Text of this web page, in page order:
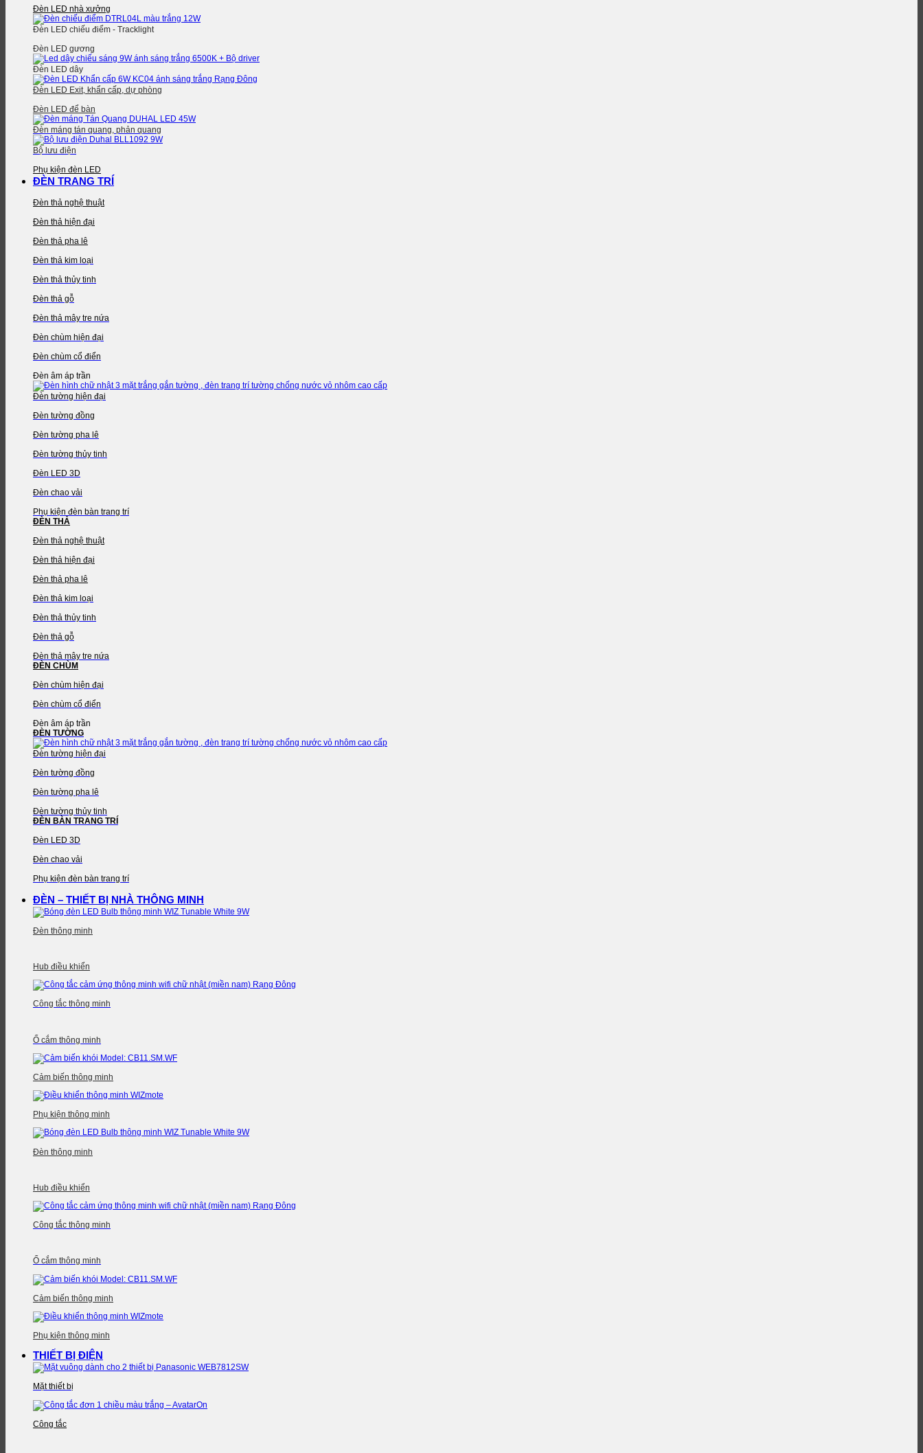
Đèn LED nhà xưởng
Đèn LED chiếu điểm - Tracklight
Đèn LED gương
Đèn LED dây
Đèn LED Exit, khẩn cấp, dự phòng
Đèn LED để bàn
Đèn máng tán quang, phản quang
Bộ lưu điện
Phụ kiện đèn LED
ĐÈN TRANG TRÍ
Đèn thả nghệ thuật
Đèn thả hiện đại
Đèn thả pha lê
Đèn thả kim loại
Đèn thả thủy tinh
Đèn thả gỗ
Đèn thả mây tre nứa
Đèn chùm hiện đại
Đèn chùm cổ điển
Đèn âm áp trần
Đèn tường hiện đại
Đèn tường đồng
Đèn tường pha lê
Đèn tường thủy tinh
Đèn LED 3D
Đèn chao vải
Phụ kiện đèn bàn trang trí
ĐÈN THẢ
Đèn thả nghệ thuật
Đèn thả hiện đại
Đèn thả pha lê
Đèn thả kim loại
Đèn thả thủy tinh
Đèn thả gỗ
Đèn thả mây tre nứa
ĐÈN CHÙM
Đèn chùm hiện đại
Đèn chùm cổ điển
Đèn âm áp trần
ĐÈN TƯỜNG
Đèn tường hiện đại
Đèn tường đồng
Đèn tường pha lê
Đèn tường thủy tinh
ĐÈN BÀN TRANG TRÍ
Đèn LED 3D
Đèn chao vải
Phụ kiện đèn bàn trang trí
ĐÈN – THIẾT BỊ NHÀ THÔNG MINH
Đèn thông minh
Hub điều khiển
Công tắc thông minh
Ổ cắm thông minh
Cảm biến thông minh
Phụ kiện thông minh
Đèn thông minh
Hub điều khiển
Công tắc thông minh
Ổ cắm thông minh
Cảm biến thông minh
Phụ kiện thông minh
THIẾT BỊ ĐIỆN
Mặt thiết bị
Công tắc